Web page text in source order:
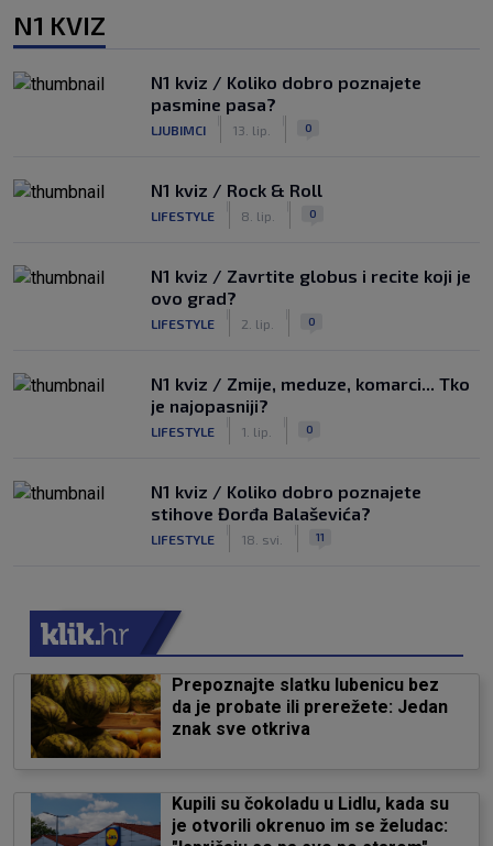
N1 KVIZ
N1 kviz / Koliko dobro poznajete
pasmine pasa?
LJUBIMCI 13. lip. 0
N1 kviz / Rock & Roll
LIFESTYLE 8. lip. 0
N1 kviz / Zavrtite globus i recite koji je
ovo grad?
LIFESTYLE 2. lip. 0
N1 kviz / Zmije, meduze, komarci... Tko
je najopasniji?
LIFESTYLE 1. lip. 0
N1 kviz / Koliko dobro poznajete
stihove Đorđa Balaševića?
LIFESTYLE 18. svi. 11
Prepoznajte slatku lubenicu bez
da je probate ili prerežete: Jedan
znak sve otkriva
Kupili su čokoladu u Lidlu, kada su
je otvorili okrenuo im se želudac: